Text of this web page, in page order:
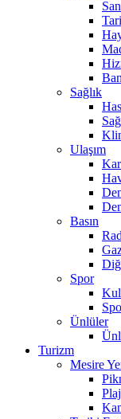
Sağlık
Ulaşım
Basın
Spor
Ünlüler
Turizm
Mesire